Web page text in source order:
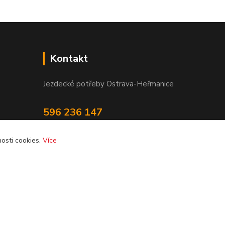
Kontakt
Jezdecké potřeby Ostrava-Heřmanice
596 236 147
cookies. Více